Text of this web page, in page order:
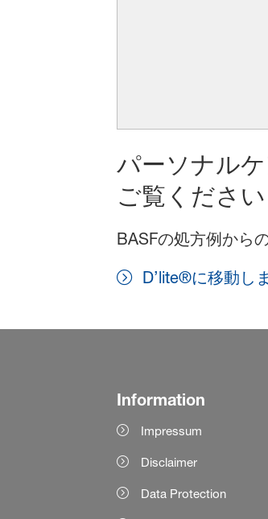
パーソナル
ご覧ください
BASFの処方例から
D’lite®に移動し
Information
Impressum
Disclaimer
Data Protection